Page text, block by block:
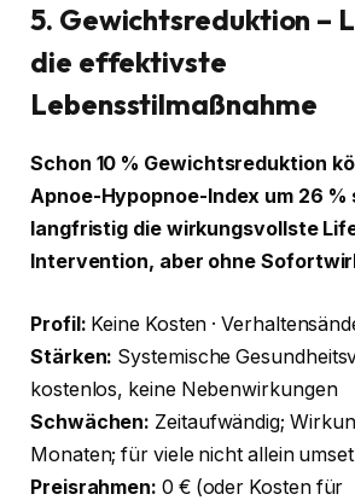
5. Gewichtsreduktion –
die effektivste
Lebensstilmaßnahme
Schon 10 % Gewichtsreduktion
Apnoe-Hypopnoe-Index um 26
langfristig die wirkungsvollste
Intervention, aber ohne
Profil: Keine Kosten ·
Stärken: Systemische
kostenlos, keine Nebenwirkungen
Schwächen: Zeitaufwändig;
Monaten; für viele nicht allein
Preisrahmen: 0 € (oder Kosten für